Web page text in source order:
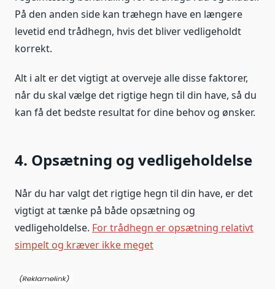
På den anden side kan træhegn have en længere
levetid end trådhegn, hvis det bliver vedligeholdt
korrekt.
Alt i alt er det vigtigt at overveje alle disse faktorer,
når du skal vælge det rigtige hegn til din have, så du
kan få det bedste resultat for dine behov og ønsker.
4. Opsætning og vedligeholdelse
Når du har valgt det rigtige hegn til din have, er det
vigtigt at tænke på både opsætning og
vedligeholdelse. For trådhegn er opsætning relativt
simpelt og kræver ikke meget